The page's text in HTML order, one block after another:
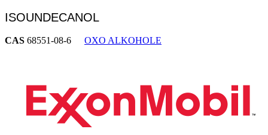
ISOUNDECANOL
CAS 68551-08-6 OXO ALKOHOLE